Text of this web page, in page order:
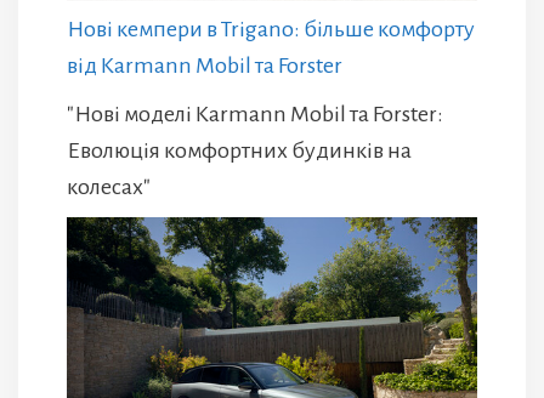
Нові кемпери в Trigano: більше комфорту
від Karmann Mobil та Forster
"Нові моделі Karmann Mobil та Forster:
Еволюція комфортних будинків на
колесах"